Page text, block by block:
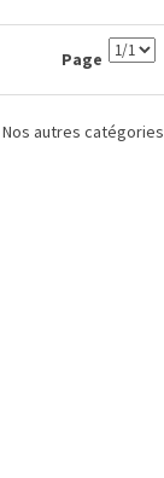
Page
Nos autres catégories